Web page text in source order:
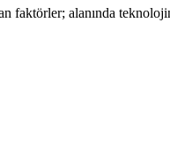
faktörler; alanında